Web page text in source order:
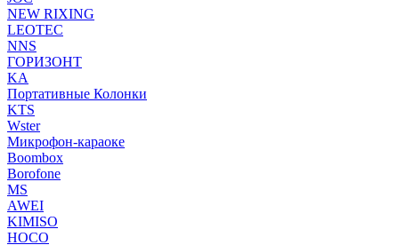
NEW RIXING
LEOTEC
NNS
ГОРИЗОНТ
KA
Портативные Колонки
KTS
Wster
Микрофон-караоке
Boombox
Borofone
MS
AWEI
KIMISO
HOCO